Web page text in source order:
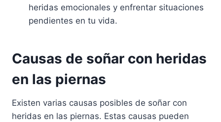
heridas emocionales y enfrentar situaciones
pendientes en tu vida.
Causas de soñar con heridas
en las piernas
Existen varias causas posibles de soñar con
heridas en las piernas. Estas causas pueden